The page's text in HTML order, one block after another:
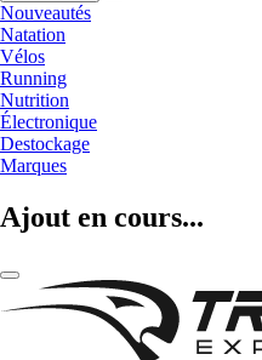
Nouveautés
Natation
Vélos
Running
Nutrition
Électronique
Destockage
Marques
Ajout en cours...